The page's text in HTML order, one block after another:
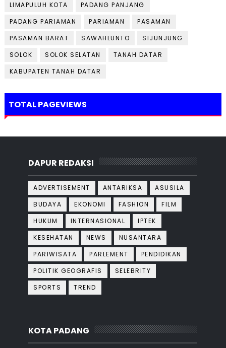
LIMAPULUH KOTA
PADANG PANJANG
PADANG PARIAMAN
PARIAMAN
PASAMAN
PASAMAN BARAT
SAWAHLUNTO
SIJUNJUNG
SOLOK
SOLOK SELATAN
TANAH DATAR
KABUPATEN TANAH DATAR
TOTAL PAGEVIEWS
DAPUR REDAKSI
ADVERTISEMENT ANTARIKSA
ASUSILA
BUDAYA
EKONOMI FASHION
FILM
HUKUM
INTERNASIONAL
IPTEK
KESEHATAN
NEWS
NUSANTARA
PARIWISATA
PARLEMENT
PENDIDIKAN
POLITIK GEOGRAFIS
SELEBRITY
SPORTS
TREND
KOTA PADANG